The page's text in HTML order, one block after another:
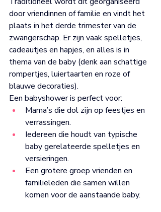
door vriendinnen of familie en vindt het
plaats in het derde trimester van de
zwangerschap. Er zijn vaak spelletjes,
cadeautjes en hapjes, en alles is in
thema van de baby (denk aan schattige
rompertjes, luiertaarten en roze of
blauwe decoraties).
Een babyshower is perfect voor:
Mama’s die dol zijn op feestjes en
verrassingen.
Iedereen die houdt van typische
baby gerelateerde spelletjes en
versieringen.
Een grotere groep vrienden en
familieleden die samen willen
komen voor de aanstaande baby.